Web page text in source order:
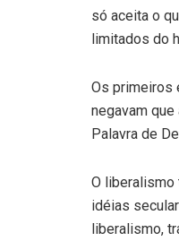
só aceita o
limitados do
Os primeiros
negavam
Palavra de
O liberalismo
idéias
liberalismo,